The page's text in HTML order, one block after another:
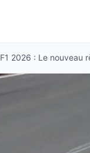
F1 2026 : Le nouveau